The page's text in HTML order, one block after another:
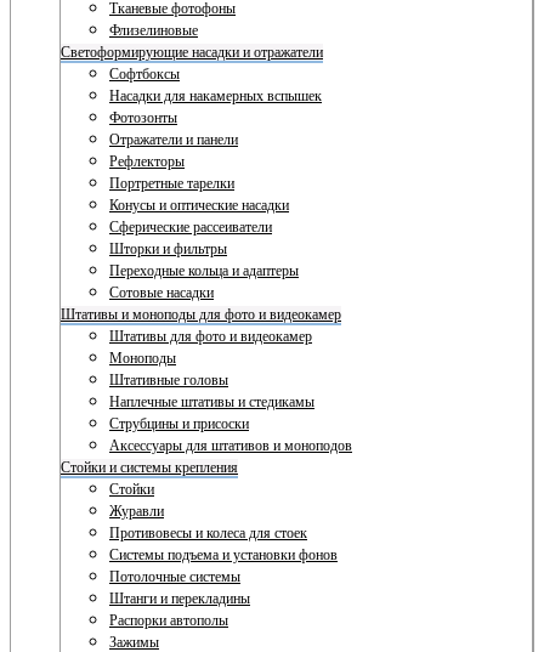
Тканевые фотофоны
Флизелиновые
Светоформирующие насадки и отражатели
Софтбоксы
Насадки для накамерных вспышек
Фотозонты
Отражатели и панели
Рефлекторы
Портретные тарелки
Конусы и оптические насадки
Сферические рассеиватели
Шторки и фильтры
Переходные кольца и адаптеры
Сотовые насадки
Штативы и моноподы для фото и видеокамер
Штативы для фото и видеокамер
Моноподы
Штативные головы
Наплечные штативы и стедикамы
Струбцины и присоски
Аксессуары для штативов и моноподов
Стойки и системы крепления
Стойки
Журавли
Противовесы и колеса для стоек
Системы подъема и установки фонов
Потолочные системы
Штанги и перекладины
Распорки автополы
Зажимы